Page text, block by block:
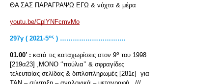
ΘΑ ΣΑΣ ΠΑΡΑΓΡΑΨΩ ΕΓΩ & νύχτα & μέρα
youtu.be/CplYNFcmvMo
297γ ( 2021-5ος ) ………………………….
01.00’ : κατά τις καταχωρίσεις στον 9ο του 1998
[219α23] ,ΜΟΝΟ ‘’πούλια’’ & σφραγίδες
τελευταίας σελίδας & διπλοπληρωμές [281ε] για